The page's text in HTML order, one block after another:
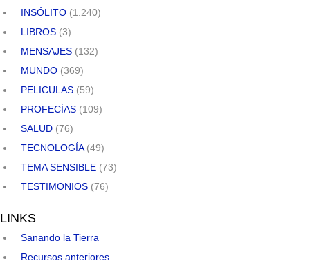
INSÓLITO (1.240)
LIBROS (3)
MENSAJES (132)
MUNDO (369)
PELICULAS (59)
PROFECÍAS (109)
SALUD (76)
TECNOLOGÍA(49)
TEMA SENSIBLE (73)
TESTIMONIOS (76)
LINKS
Sanando la Tierra
Recursos anteriores